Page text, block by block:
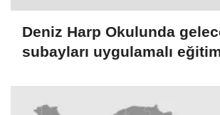
Deniz Harp Okulunda
subayları uygulamalı